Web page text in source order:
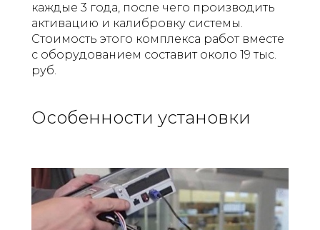
каждые 3 года, после чего производить
активацию и калибровку системы.
Стоимость этого комплекса работ вместе
с оборудованием составит около 19 тыс.
руб.
Особенности установки